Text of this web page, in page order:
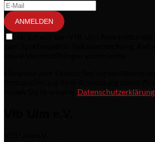
ANMELDEN
Datenschutzerklärung